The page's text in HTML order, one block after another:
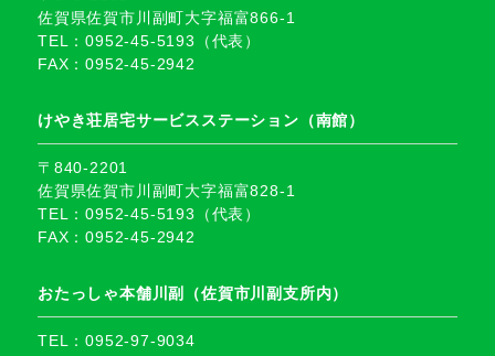
佐賀県佐賀市川副町大字福富866-1
TEL：0952-45-5193（代表）
FAX：0952-45-2942
けやき荘居宅サービスステーション（南館）
〒840-2201
佐賀県佐賀市川副町大字福富828-1
TEL：0952-45-5193（代表）
FAX：0952-45-2942
おたっしゃ本舗川副（佐賀市川副支所内）
TEL：0952-97-9034